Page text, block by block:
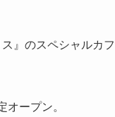
』のスペシャルカ
オープン。